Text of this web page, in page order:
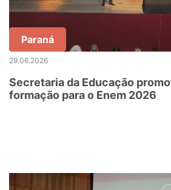
Paraná
29.06.2026
Secretaria da Educação
formação para o Enem 2026